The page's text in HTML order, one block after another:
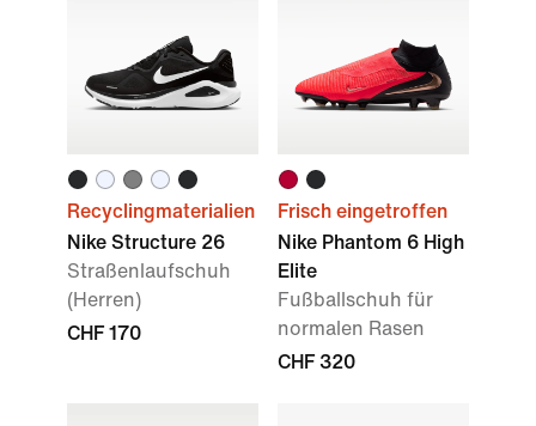
Recyclingmaterialien
Nike Structure 26
Straßenlaufschuh
(Herren)
CHF 170
Frisch eingetroffen
Nike Phantom 6 High
Elite
Fußballschuh für
normalen Rasen
CHF 320